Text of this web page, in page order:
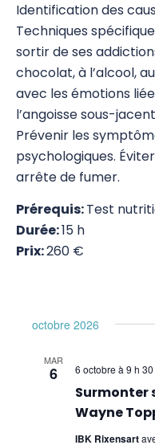
Kinésiologie
Touch For Health
Wellness
Stress
Stress Release 1
Stress Release 2
Stress Release
SR Proficiency
Test
Système
8 Merveilleux
Identification des
Techniques
sortir de ses
chocolat, à l’alcool,
avec les émotions
l’angoisse sous-
Prévenir les
psychologiques.
arrête de fumer.
Prérequis:Test
Durée:15 h
Prix:260 €
octobre 2026
MAR
6
Surmonter
Wayne
6 octobre à 9 h 30
IBK Rixensart